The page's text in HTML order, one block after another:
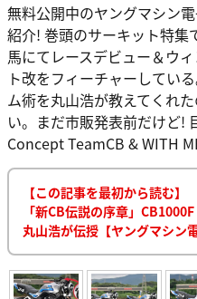
無料公開中のヤングマシン
紹介! 巻頭のサーキット特集
馬にてレースデビュー＆ウ
ト改をフィーチャーしてい
ム術を丸山浩が教えてくれ
い。まだ市販発表前だけど!
Concept TeamCB & WITH
【この記事を最初から読む】
「新CB伝説の序章」
丸山浩が伝授【ヤングマシン